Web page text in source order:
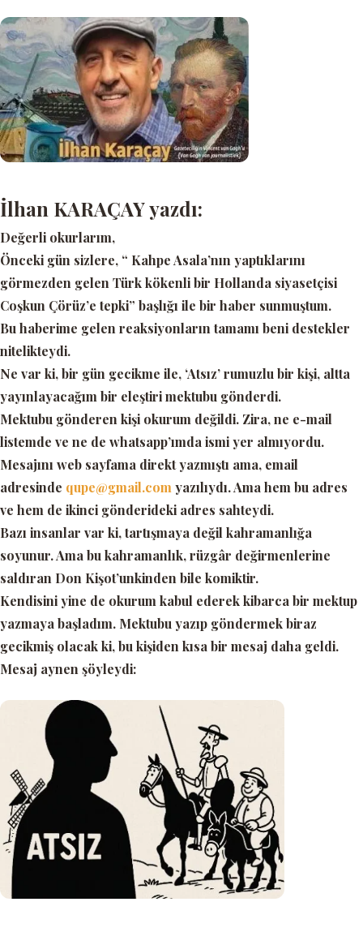
İlhan KARAÇAY yazdı:
Değerli okurlarım,
Önceki gün sizlere, “ Kahpe Asala’nın yaptıklarını
görmezden gelen Türk kökenli bir Hollanda siyasetçisi
Coşkun Çörüz’e tepki” başlığı ile bir haber sunmuştum.
Bu haberime gelen reaksiyonların tamamı beni destekler
nitelikteydi.
Ne var ki, bir gün gecikme ile, ‘Atsız’rumuzlu bir kişi, altta
yayınlayacağım bir eleştiri mektubu gönderdi.
Mektubu gönderen kişi okurum değildi. Zira, ne e-mail
listemde ve ne de whatsapp’ımda ismi yer almıyordu.
Mesajını web sayfama direkt yazmıştı ama, email
adresinde qupe@gmail.com yazılıydı. Ama hem bu adres
ve hem de ikinci gönderideki adres sahteydi.
Bazı insanlar var ki, tartışmaya değil kahramanlığa
soyunur. Ama bu kahramanlık, rüzgâr değirmenlerine
saldıran Don Kişot’unkinden bile komiktir.
Kendisini yine de okurum kabul ederek kibarca bir mektup
yazmaya başladım. Mektubu yazıp göndermek biraz
gecikmiş olacak ki, bu kişiden kısa bir mesaj daha geldi.
Mesaj aynen şöyleydi: